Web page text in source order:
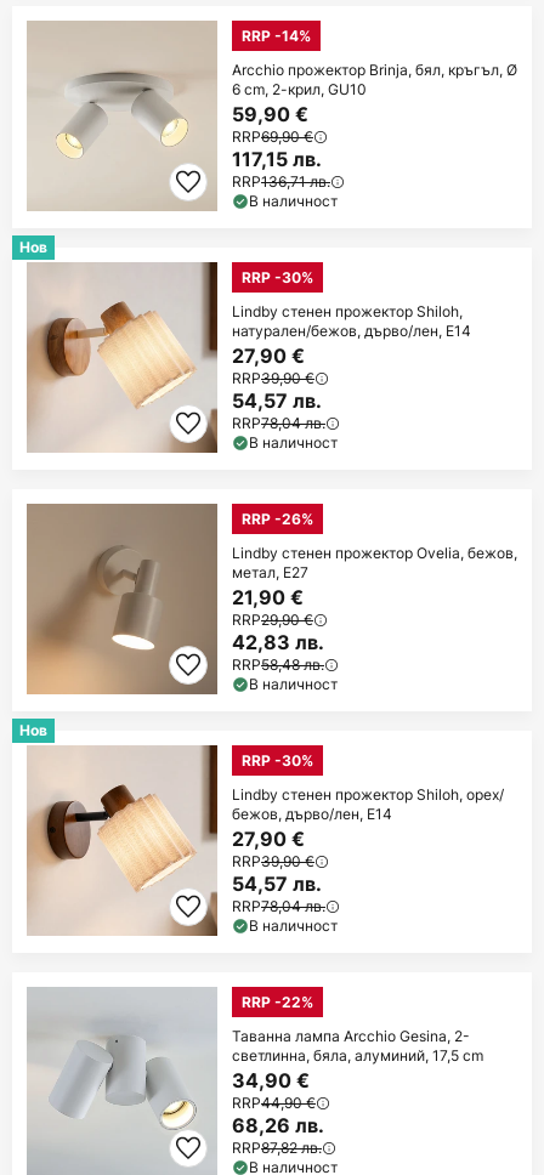
RRP -14%
Arcchio прожектор Brinja, бял, кръгъл, Ø
6 cm, 2-крил, GU10
59,90 €
RRP69,90 €
117,15 лв.
RRP136,71 лв.
В наличност
Нов
RRP -30%
Lindby стенен прожектор Shiloh,
натурален/бежов, дърво/лен, E14
27,90 €
RRP39,90 €
54,57 лв.
RRP78,04 лв.
В наличност
RRP -26%
Lindby стенен прожектор Ovelia, бежов,
метал, E27
21,90 €
RRP29,90 €
42,83 лв.
RRP58,48 лв.
В наличност
Нов
RRP -30%
Lindby стенен прожектор Shiloh, орех/
бежов, дърво/лен, E14
27,90 €
RRP39,90 €
54,57 лв.
RRP78,04 лв.
В наличност
RRP -22%
Таванна лампа Arcchio Gesina, 2-
светлинна, бяла, алуминий, 17,5 cm
34,90 €
RRP44,90 €
68,26 лв.
RRP87,82 лв.
В наличност